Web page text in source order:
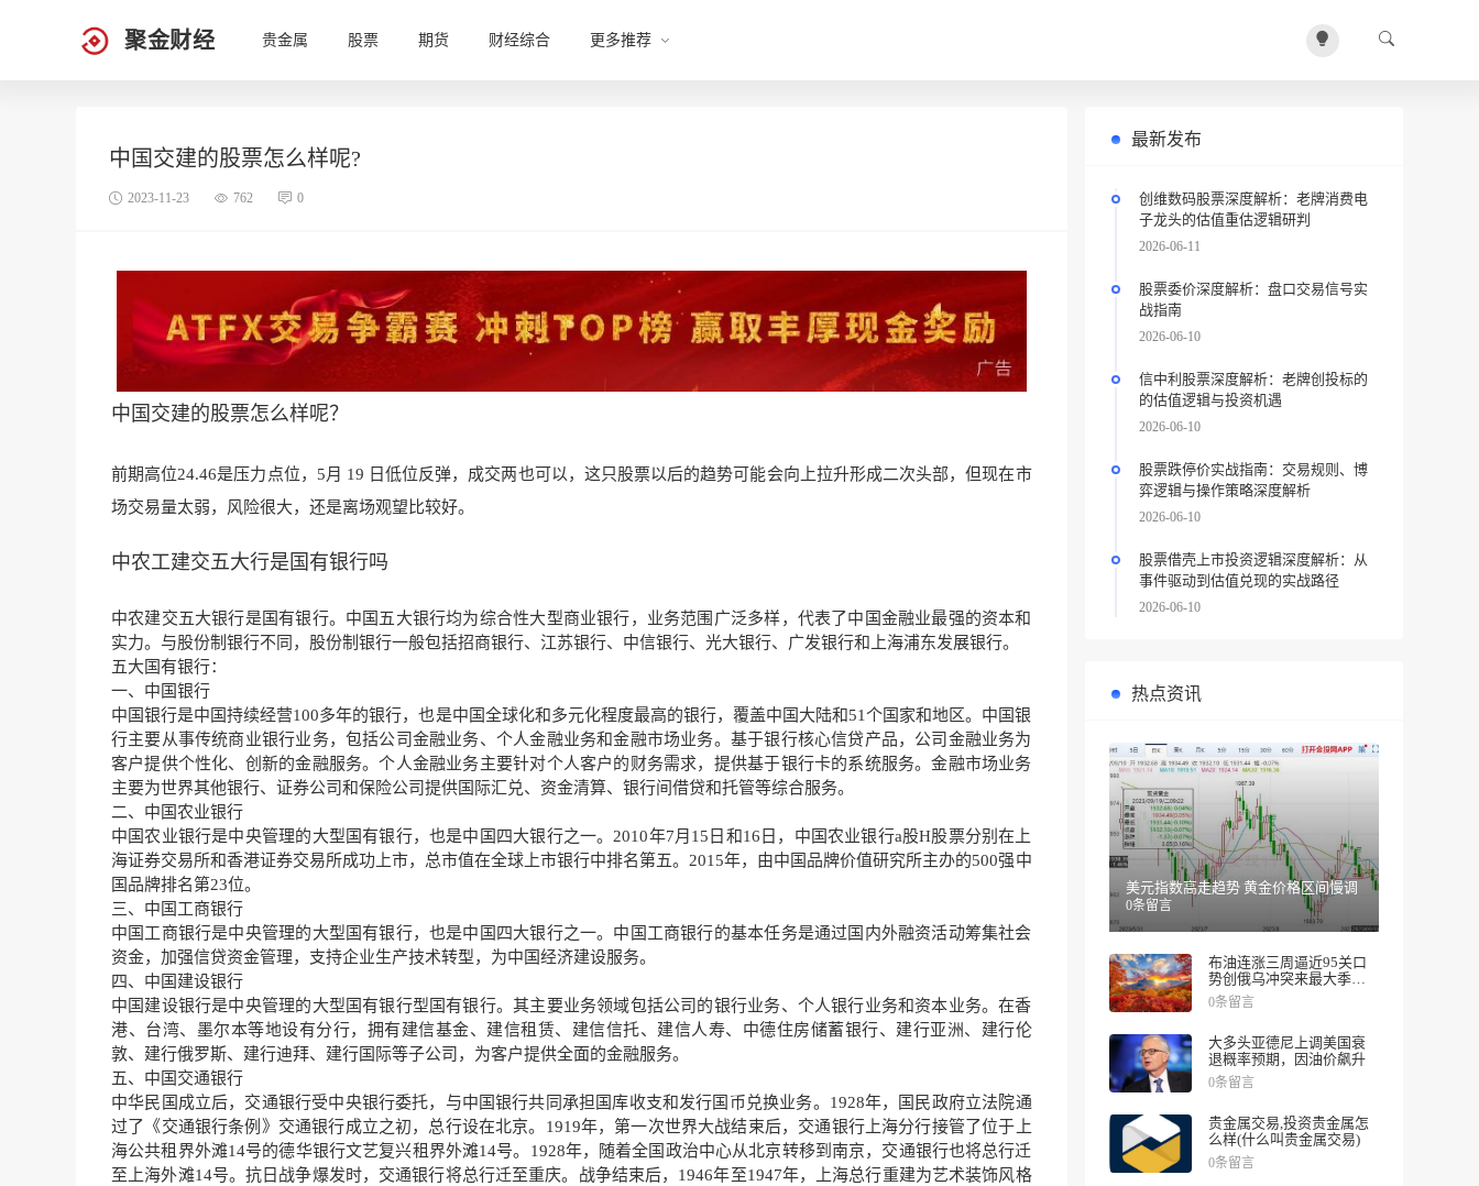
聚金财经 贵金属 股票 期货 财经综合 更多推荐
中国交建的股票怎么样呢?
2023-11-23 762 0
中国交建的股票怎么样呢？
前期高位24.46是压力点位，5月 19 日低位反弹，成交两也可以，这只股票以后的趋势可能会向上拉升形成二次头部，但现在市
场交易量太弱，风险很大，还是离场观望比较好。
中农工建交五大行是国有银行吗
中农建交五大银行是国有银行。中国五大银行均为综合性大型商业银行，业务范围广泛多样，代表了中国金融业最强的资本和
实力。与股份制银行不同，股份制银行一般包括招商银行、江苏银行、中信银行、光大银行、广发银行和上海浦东发展银行。
五大国有银行：
一、中国银行
中国银行是中国持续经营100多年的银行，也是中国全球化和多元化程度最高的银行，覆盖中国大陆和51个国家和地区。中国银
行主要从事传统商业银行业务，包括公司金融业务、个人金融业务和金融市场业务。基于银行核心信贷产品，公司金融业务为
客户提供个性化、创新的金融服务。个人金融业务主要针对个人客户的财务需求，提供基于银行卡的系统服务。金融市场业务
主要为世界其他银行、证券公司和保险公司提供国际汇兑、资金清算、银行间借贷和托管等综合服务。
二、中国农业银行
中国农业银行是中央管理的大型国有银行，也是中国四大银行之一。2010年7月15日和16日，中国农业银行a股H股票分别在上
海证券交易所和香港证券交易所成功上市，总市值在全球上市银行中排名第五。2015年，由中国品牌价值研究所主办的500强中
国品牌排名第23位。
三、中国工商银行
中国工商银行是中央管理的大型国有银行，也是中国四大银行之一。中国工商银行的基本任务是通过国内外融资活动筹集社会
资金，加强信贷资金管理，支持企业生产技术转型，为中国经济建设服务。
四、中国建设银行
中国建设银行是中央管理的大型国有银行型国有银行。其主要业务领域包括公司的银行业务、个人银行业务和资本业务。在香
港、台湾、墨尔本等地设有分行，拥有建信基金、建信租赁、建信信托、建信人寿、中德住房储蓄银行、建行亚洲、建行伦
敦、建行俄罗斯、建行迪拜、建行国际等子公司，为客户提供全面的金融服务。
五、中国交通银行
中华民国成立后，交通银行受中央银行委托，与中国银行共同承担国库收支和发行国币兑换业务。1928年，国民政府立法院通
过了《交通银行条例》交通银行成立之初，总行设在北京。1919年，第一次世界大战结束后，交通银行上海分行接管了位于上
海公共租界外滩14号的德华银行文艺复兴租界外滩14号。1928年，随着全国政治中心从北京转移到南京，交通银行也将总行迁
至上海外滩14号。抗日战争爆发时，交通银行将总行迁至重庆。战争结束后，1946年至1947年，上海总行重建为艺术装饰风格
最新发布
创维数码股票深度解析：老牌消费电
子龙头的估值重估逻辑研判
2026-06-11
股票委价深度解析：盘口交易信号实
战指南
2026-06-10
信中利股票深度解析：老牌创投标的
的估值逻辑与投资机遇
2026-06-10
股票跌停价实战指南：交易规则、博
弈逻辑与操作策略深度解析
2026-06-10
股票借壳上市投资逻辑深度解析：从
事件驱动到估值兑现的实战路径
2026-06-10
热点资讯
美元指数高走趋势 黄金价格区间慢调
0条留言
布油连涨三周逼近95关口
势创俄乌冲突来最大季度
涨幅
0条留言
大多头亚德尼上调美国衰
退概率预期，因油价飙升
0条留言
贵金属交易,投资贵金属怎
么样(什么叫贵金属交易)
0条留言